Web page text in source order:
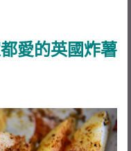
愛的英國炸薯